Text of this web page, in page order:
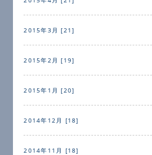
2015年3月 [21]
2015年2月 [19]
2015年1月 [20]
2014年12月 [18]
2014年11月 [18]